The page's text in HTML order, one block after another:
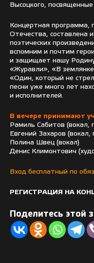
Высоцкого,
Концертная программа,
Отечества, составлена
поэтических
вспомним и почтим
и защищает нашу
«Журавли», «В
«Один, который не
песни уже много лет
и исполнителей.
В вечере принимают
Рамиль Сабитов (вокал,
Евгений Захаров (вокал,
Полина Швец (вокал)
Денис Климонтович
Вход бесплатный по
РЕГИСТРАЦИЯ НА
Поделитесь этой